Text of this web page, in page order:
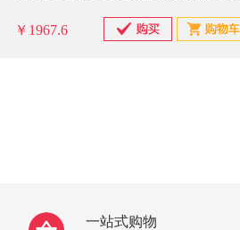
￥1967.6
一站式购物